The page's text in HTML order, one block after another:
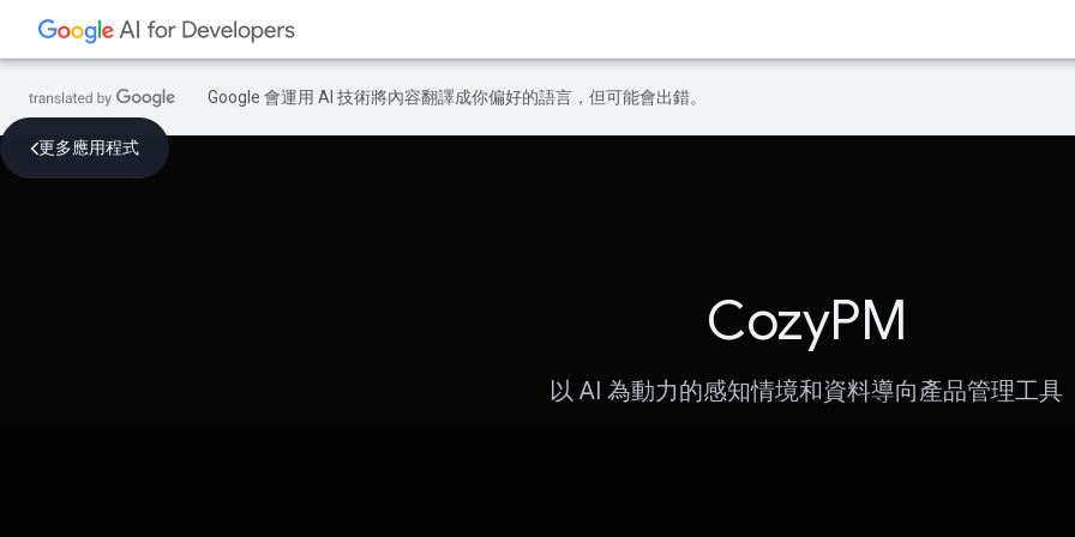
Google 會運用 AI 技術將內容翻譯成你偏好的語言，但可能會出錯。
更多應用程式
CozyPM
以 AI 為動力的感知情境和資料導向產品管理工具